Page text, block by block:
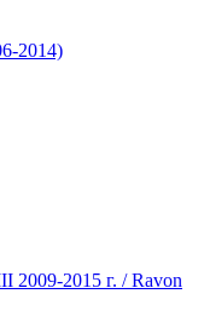
2014)
2009-2015 г. / Ravon